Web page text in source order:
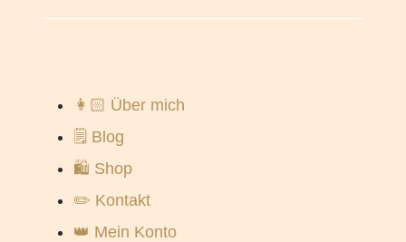
👩🏻 Über mich
🗒️ Blog
🛍️ Shop
✏️ Kontakt
👑 Mein Konto